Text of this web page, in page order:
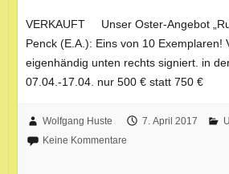
VERKAUFT Unser Oster-Angebot
Penck (E.A.): Eins von 10 Exemplaren!
eigenhändig unten rechts signiert. in
07.04.-17.04. nur 500 € statt 750 €
Wolfgang Huste 7. April 2017
Keine Kommentare